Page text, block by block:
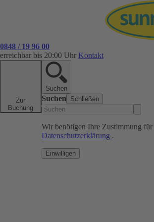
0848 / 19 96 00
erreichbar bis 20:00 Uhr Kontakt
Zur
Buchung
Suchen
Suchen Schließen
Wir benötigen Ihre Zustimmung
Datenschutzerklärung .
Einwilligen